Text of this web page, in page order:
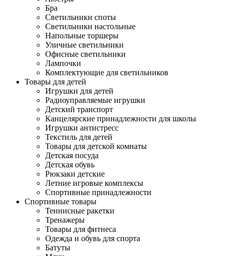
Бра
Светильники споты
Светильники настольные
Напольные торшеры
Уличные светильники
Офисные светильники
Лампочки
Комплектующие для светильников
Товары для детей
Игрушки для детей
Радиоуправляемые игрушки
Детский транспорт
Канцелярские принадлежности для школы
Игрушки антистресс
Текстиль для детей
Товары для детской комнаты
Детская посуда
Детская обувь
Рюкзаки детские
Летние игровые комплексы
Спортивные принадлежности
Спортивные товары
Теннисные ракетки
Тренажеры
Товары для фитнеса
Одежда и обувь для спорта
Батуты